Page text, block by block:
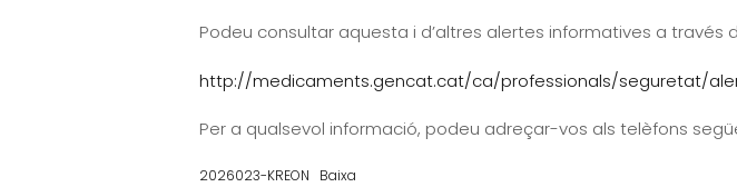
Podeu consultar aquesta i d’altres alertes informatives a través
http://medicaments.gencat.cat/ca/professionals/seguretat/
Per a qualsevol informació, podeu adreçar-vos als telèfons
2026023-KREON Baixa